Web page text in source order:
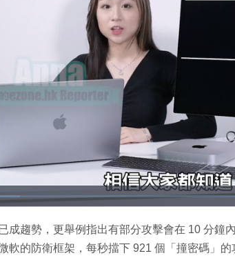
成趨勢，更舉例指出有部分攻擊會在 10 分鐘
軟的防衛框架，每秒擋下 921 個「撞密碼」